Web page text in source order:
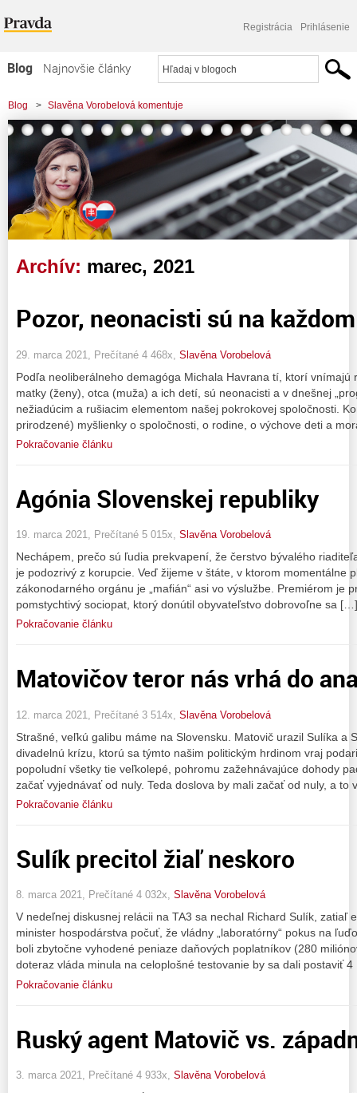
Registrácia Prihlásenie
Blog
Najnovšie články
Najčítanejšie články
Najkomentovanejšie články
Zoznam blogov
Komerčné blogy
Blog > Slavěna Vorobelová komentuje
Archív: marec, 2021
Pozor, neonacisti sú na
29. marca 2021, Prečítané 4 468x, Slavěna Vorobelová
Podľa neoliberálneho demagóga Michala Havrana tí, ktorí vnímajú
matky (ženy), otca (muža) a ich detí, sú neonacisti a v dnešnej
nežiadúcim a rušiacim elementom našej pokrokovej spoločnosti.
prirodzené) myšlienky o spoločnosti, o rodine, o výchove deti a
Pokračovanie článku
Agónia Slovenskej republiky
19. marca 2021, Prečítané 5 015x, Slavěna Vorobelová
Nechápem, prečo sú ľudia prekvapení, že čerstvo bývalého
je podozrivý z korupcie. Veď žijeme v štáte, v ktorom momentálne
zákonodarného orgánu je „mafián“ asi vo výslužbe. Premiérom je
pomstychtivý sociopat, ktorý donútil obyvateľstvo dobrovoľne sa […]
Pokračovanie článku
Matovičov teror nás vrhá do
12. marca 2021, Prečítané 3 514x, Slavěna Vorobelová
Strašné, veľkú galibu máme na Slovensku. Matovič urazil Sulíka a
divadelnú krízu, ktorú sa týmto našim politickým hrdinom vraj
popoludní všetky tie veľkolepé, pohromu zažehnávajúce dohody
začať vyjednávať od nuly. Teda doslova by mali začať od nuly, a to
Pokračovanie článku
Sulík precitol žiaľ neskoro
8. marca 2021, Prečítané 4 032x, Slavěna Vorobelová
V nedeľnej diskusnej relácii na TA3 sa nechal Richard Sulík, zatiaľ
minister hospodárstva počuť, že vládny „laboratórny“ pokus na
boli zbytočne vyhodené peniaze daňových poplatníkov (280
doteraz vláda minula na celoplošné testovanie by sa dali postaviť
Pokračovanie článku
Ruský agent Matovič vs.
3. marca 2021, Prečítané 4 933x, Slavěna Vorobelová